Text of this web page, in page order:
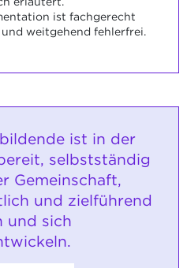
ist fachgerecht
weitgehend fehlerfrei.
ist in der
selbstständig
Gemeinschaft,
und zielführend
und sich